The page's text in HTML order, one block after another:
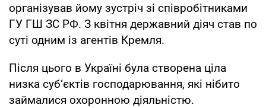
організував йому зустріч зі співробітниками
ГУ ГШ ЗС РФ. З квітня державний діяч став по
суті одним із агентів Кремля.
Після цього в Україні була створена ціла
низка суб‘єктів господарювання, які нібито
займалися охоронною діяльністю.